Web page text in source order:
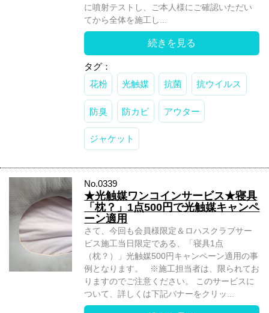
に噴射テストし、ご本人様にご確認いただい
てから全体を施工し...
続きを見る
タグ：
花粉
光触媒 抗菌 抗ウイルス
防臭 防カビ アウター
ジャケット
No.0339
★光触媒ワンコインサービス★寝具
「枕？」1点500円で光触媒キャンペ
ーン適用
さて、今回も会員様限定＆ロハスクラブサー
ビス施工当日限定である、「寝具1点
（枕？）」光触媒500円キャンペーン適用の事
例となります。 ※施工担当者は、限られてお
りますのでご注意ください。 このサービスに
ついて、詳しくは下記バナーをクリッ...